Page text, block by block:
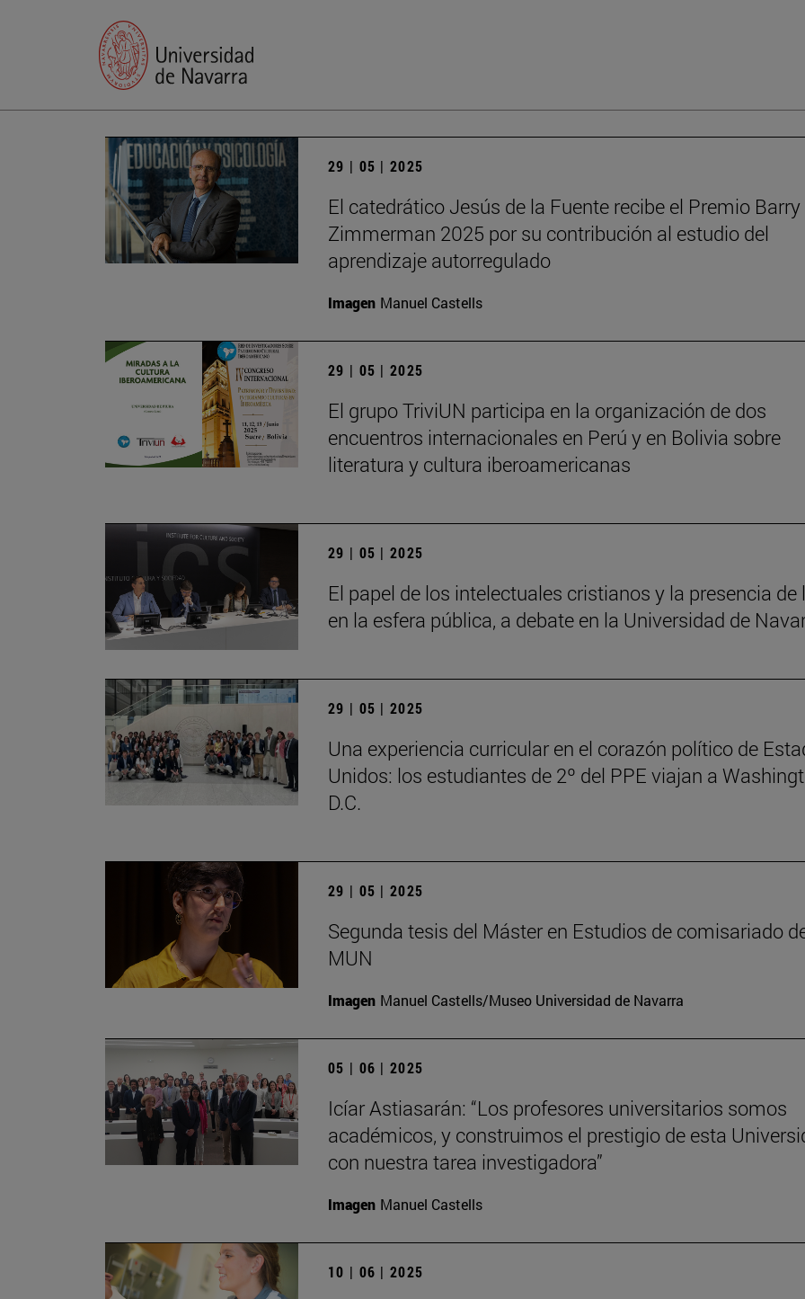
29 | 05 | 2025
El catedrático Jesús de la Fuente recibe el Premio
Zimmerman 2025 por su contribución al estudio del
aprendizaje autorregulado
Imagen Manuel Castells
29 | 05 | 2025
El grupo TriviUN participa en la organización de dos
encuentros internacionales en Perú y en Bolivia sobre
literatura y cultura iberoamericanas
29 | 05 | 2025
El papel de los intelectuales cristianos y la presencia de
en la esfera pública, a debate en la Universidad de
29 | 05 | 2025
Una experiencia curricular en el corazón político de
Unidos: los estudiantes de 2º del PPE viajan a
D.C.
29 | 05 | 2025
Segunda tesis del Máster en Estudios de comisariado
MUN
Imagen Manuel Castells/Museo Universidad de Navarra
05 | 06 | 2025
Icíar Astiasarán: “Los profesores universitarios somos
académicos, y construimos el prestigio de esta
con nuestra tarea investigadora”
Imagen Manuel Castells
10 | 06 | 2025